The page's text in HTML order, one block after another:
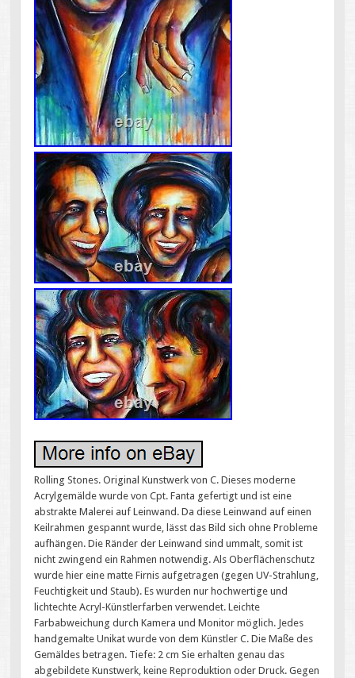
Rolling Stones. Original Kunstwerk von C. Dieses moderne
Acrylgemälde wurde von Cpt. Fanta gefertigt und ist eine
abstrakte Malerei auf Leinwand. Da diese Leinwand auf einen
Keilrahmen gespannt wurde, lässt das Bild sich ohne Probleme
aufhängen. Die Ränder der Leinwand sind ummalt, somit ist
nicht zwingend ein Rahmen notwendig. Als Oberflächenschutz
wurde hier eine matte Firnis aufgetragen (gegen UV-Strahlung,
Feuchtigkeit und Staub). Es wurden nur hochwertige und
lichtechte Acryl-Künstlerfarben verwendet. Leichte
Farbabweichung durch Kamera und Monitor möglich. Jedes
handgemalte Unikat wurde von dem Künstler C. Die Maße des
Gemäldes betragen. Tiefe: 2 cm Sie erhalten genau das
abgebildete Kunstwerk, keine Reproduktion oder Druck. Gegen